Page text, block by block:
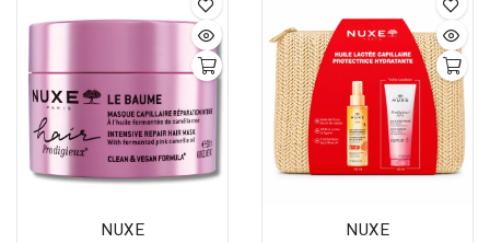
fraîche et délicatement
sublimer la peau, avec
une trousse offerte.
NUXE NUXE